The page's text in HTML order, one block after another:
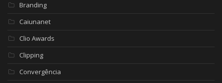
Branding
Caiunanet
Clio Awards
Clipping
Convergência